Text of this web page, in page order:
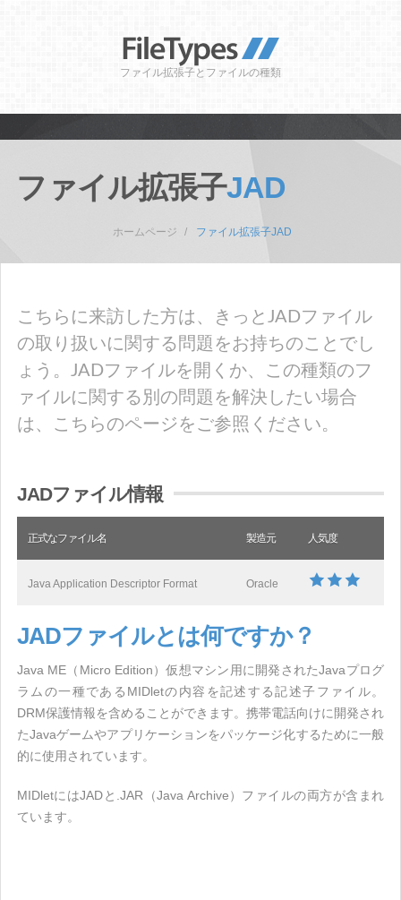
ファイル拡張子とファイルの種類
ファイル拡張子JAD
ホームページ ファイル拡張子JAD
こちらに来訪した方は、きっとJADファイル
の取り扱いに関する問題をお持ちのことでし
ょう。JADファイルを開くか、この種類のフ
ァイルに関する別の問題を解決したい場合
は、こちらのページをご参照ください。
JADファイル情報
正式なファイル名 製造元 人気度
Java Application Descriptor Format Oracle
JADファイルとは何ですか？
Java ME（Micro Edition）仮想マシン用に開発されたJavaプログ
ラムの一種であるMIDletの内容を記述する記述子ファイル。
DRM保護情報を含めることができます。携帯電話向けに開発され
たJavaゲームやアプリケーションをパッケージ化するために一般
的に使用されています。
MIDletにはJADと.JAR（Java Archive）ファイルの両方が含まれ
ています。